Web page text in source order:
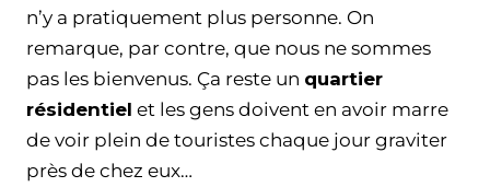
n’y a pratiquement plus personne. On
remarque, par contre, que nous ne sommes
pas les bienvenus. Ça reste un quartier
résidentiel et les gens doivent en avoir marre
de voir plein de touristes chaque jour graviter
près de chez eux…